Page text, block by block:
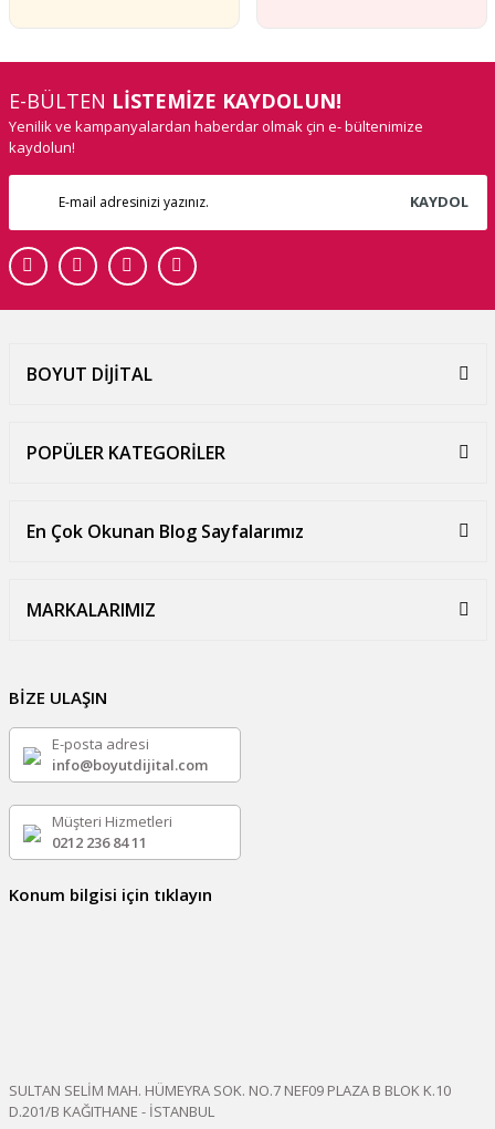
E-BÜLTEN LİSTEMİZE KAYDOLUN!
Yenilik ve kampanyalardan haberdar olmak çin e- bültenimize
kaydolun!
KAYDOL
BOYUT DİJİTAL
POPÜLER KATEGORİLER
En Çok Okunan Blog Sayfalarımız
MARKALARIMIZ
BİZE ULAŞIN
E-posta adresi
info@boyutdijital.com
Müşteri Hizmetleri
0212 236 84 11
Konum bilgisi için tıklayın
SULTAN SELİM MAH. HÜMEYRA SOK. NO.7 NEF09 PLAZA B BLOK K.10
D.201/B KAĞITHANE - İSTANBUL